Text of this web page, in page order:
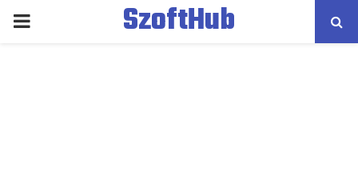
PRIMARY
SzoftHub